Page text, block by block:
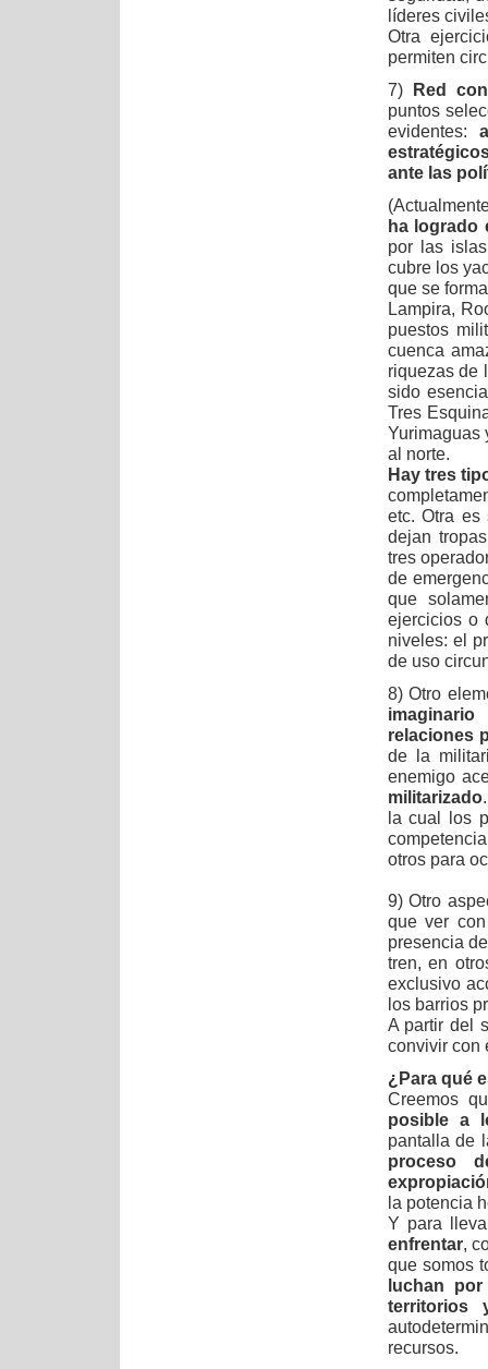
líderes
Otra
permiten
7) Red
puntos
evidentes:
ante las
ha logrado
por las
cubre los
que se
Lampira,
puestos
cuenca
riquezas de
sido
Tres
Yurimaguas
al norte.
Hay tres
etc. Otra
dejan
tres
de
que
ejercicios o
niveles: el
de uso
8) Otro
relaciones
de la
enemigo
militarizado
la cual los
otros para
9) Otro
que ver
presencia
tren, en
exclusivo
los barrios
A partir del
convivir con
¿Para qué
Creemos
posible a
pantalla de
proceso
la potencia
Y para
enfrentar,
que somos
luchan
territorios
recursos.